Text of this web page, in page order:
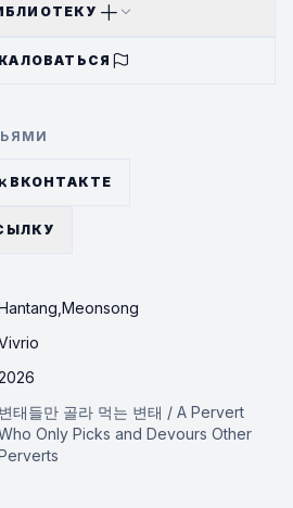
ВКОНТАКТЕ
Meonsong
변태들만 골라 먹는 변태 / A Pervert
Only Picks and Devours Other